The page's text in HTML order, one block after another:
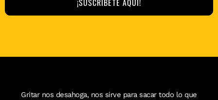
Gritar nos desahoga, nos sirve para sacar todo lo que